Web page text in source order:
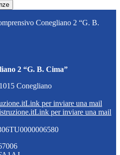
Conegliano 2 “G. B.
2 “G. B. Cima”
Conegliano
Link per inviare una mail
Link per inviare una mail